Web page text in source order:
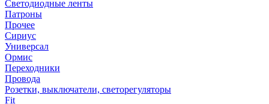
Светодиодные ленты
Патроны
Прочее
Сириус
Универсал
Ормис
Переходники
Провода
Розетки, выключатели, светорегуляторы
Fit